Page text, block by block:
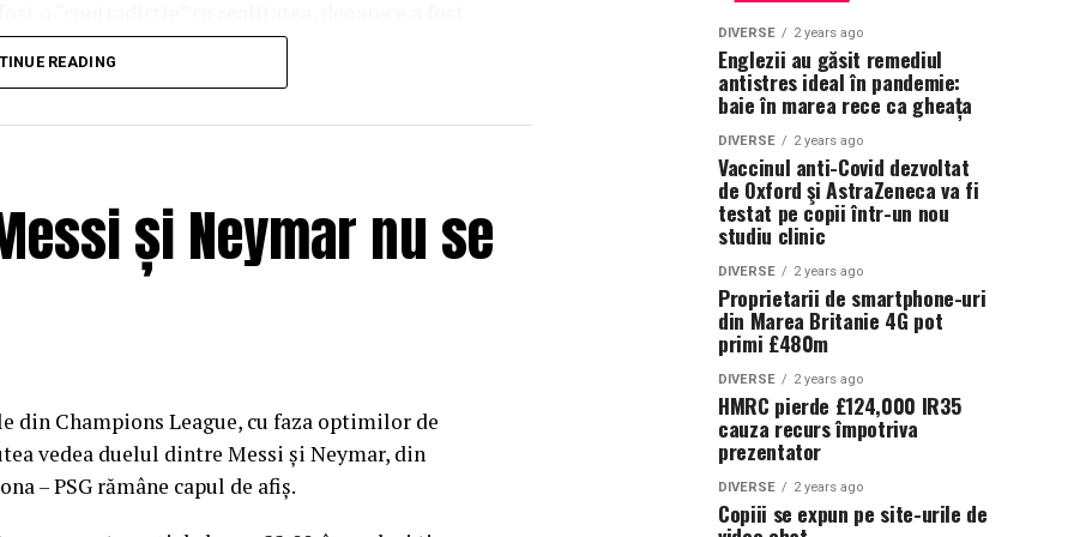
FA Cup la Everton o zi mai târziu.
cu el?- a câștigat mai multe trofee în
istorie.
financiar și are destui bani pentru tot restul
este ceea ce sa întâmplat cu el.”
READING
și Neymar nu se
din Champions League, cu faza optimilor de
vedea duelul dintre Messi și Neymar, din
– PSG rămâne capul de afiș.
DIVERSE 2 years ago
Englezii au găsit remediul
antistres ideal în pandemie:
baie în marea rece ca gheața
DIVERSE 2 years ago
Vaccinul anti-Covid dezvoltat
de Oxford şi AstraZeneca va fi
testat pe copii într-un nou
studiu clinic
DIVERSE 2 years ago
Proprietarii de smartphone-uri
din Marea Britanie 4G pot
primi £480m
DIVERSE 2 years ago
HMRC pierde £124,000 IR35
cauza recurs împotriva
prezentator
DIVERSE 2 years ago
Copiii se expun pe site-urile de